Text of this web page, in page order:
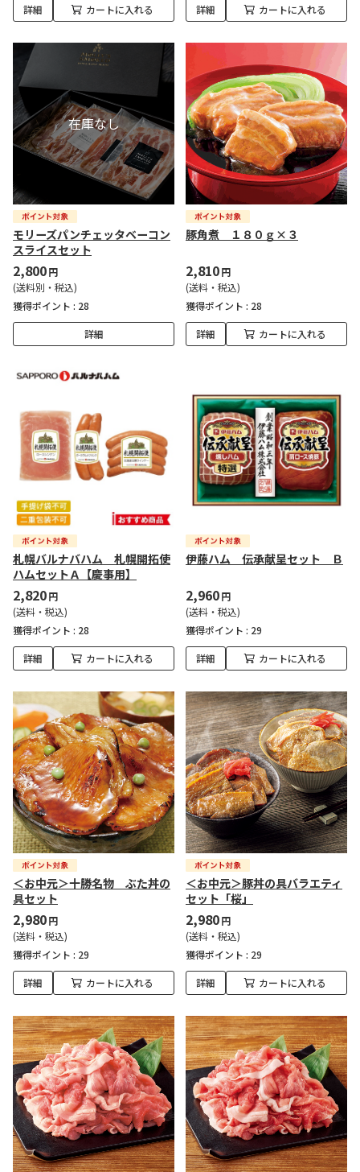
詳細 カートに入れる 詳細 カートに入れる
モリーズパンチェッタベーコン
スライスセット
2,800円
(送料別・税込)
獲得ポイント : 28
詳細
豚角煮 １８０ｇ×３
2,810円
(送料・税込)
獲得ポイント : 28
詳細 カートに入れる
札幌バルナバハム 札幌開拓使
ハムセットＡ【慶事用】
2,820円
(送料・税込)
獲得ポイント : 28
詳細 カートに入れる
伊藤ハム 伝承献呈セット Ｂ
2,960円
(送料・税込)
獲得ポイント : 29
詳細 カートに入れる
＜お中元＞十勝名物 ぶた丼の
具セット
2,980円
(送料・税込)
獲得ポイント : 29
詳細 カートに入れる
＜お中元＞豚丼の具バラエティ
セット「桜」
2,980円
(送料・税込)
獲得ポイント : 29
詳細 カートに入れる